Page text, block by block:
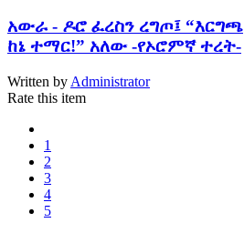
አውራ - ዶሮ ፈረስን ረግጦ፤ “እርግጫ
ከኔ ተማር!” አለው -የኦሮምኛ ተረት-
Written by Administrator
Rate this item
1
2
3
4
5